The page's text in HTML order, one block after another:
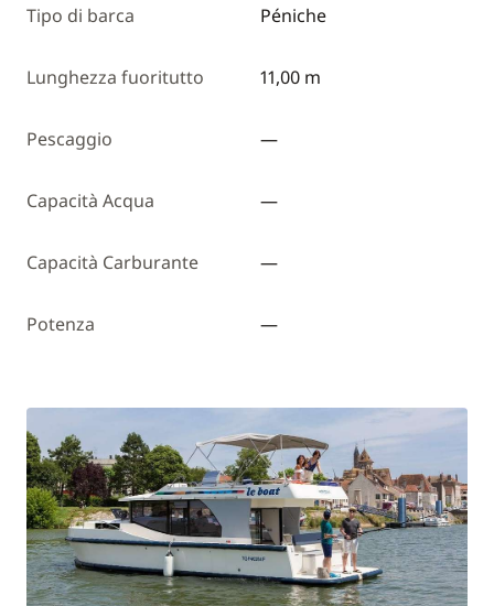
Tipo di barca Péniche
Lunghezza fuoritutto 11,00 m
Pescaggio —
Capacità Acqua —
Capacità Carburante —
Potenza —